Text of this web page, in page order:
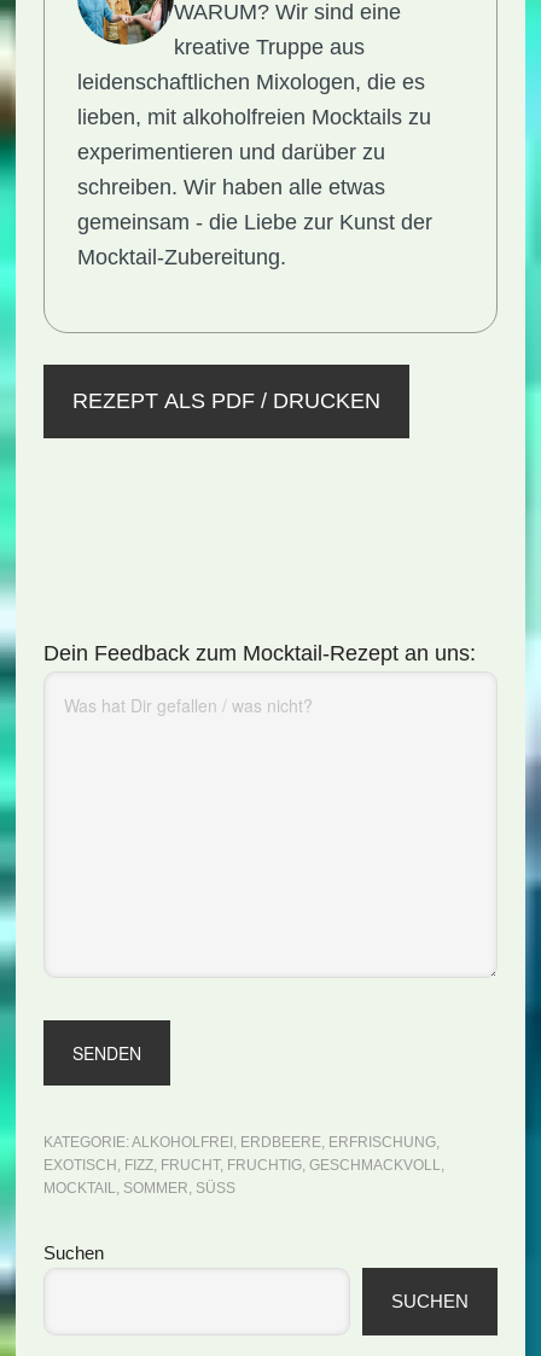
WARUM?Wir sind eine
kreative Truppe aus
leidenschaftlichen Mixologen, die es
lieben, mit alkoholfreien Mocktails zu
experimentieren und darüber zu
schreiben. Wir haben alle etwas
gemeinsam - die Liebe zur Kunst der
Mocktail-Zubereitung.
REZEPT ALS PDF / DRUCKEN
Dein Feedback zum Mocktail-Rezept an uns:
KATEGORIE: ALKOHOLFREI , ERDBEERE, ERFRISCHUNG,
EXOTISCH , FIZZ, FRUCHT, FRUCHTIG, GESCHMACKVOLL,
MOCKTAIL, SOMMER, SÜSS
Seitenspalte
Suchen
SUCHEN